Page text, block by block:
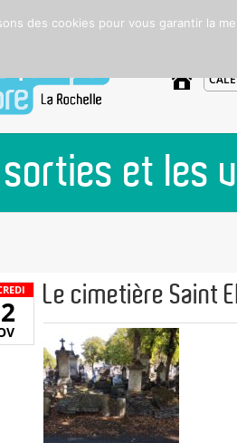
A
et les
Le cimetière Saint
des cookies pour vous garantir la